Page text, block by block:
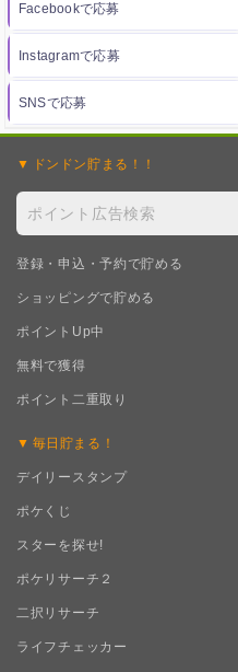
Facebookで応募
Instagramで応募
SNSで応募
ドンドン貯まる！！
登録・申込・予約で貯める
ショッピングで貯める
ポイントUp中
無料で獲得
ポイント二重取り
毎日 貯まる！
デイリースタンプ
ポケくじ
スターを探せ!
ポケリサーチ２
二択リサーチ
ライフチェッカー